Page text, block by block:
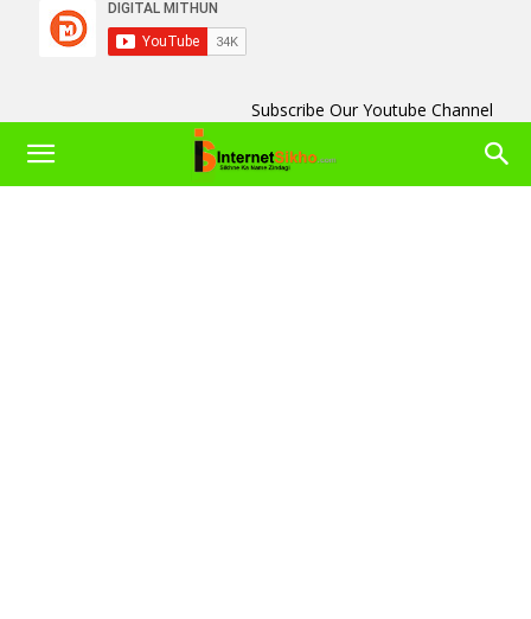
Subscribe Our Youtube Channel